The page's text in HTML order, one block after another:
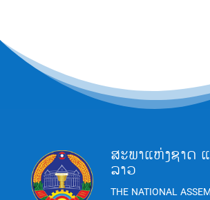
ສະພາແຫ່ງຊາດ
ລາວ
THE NATIONAL